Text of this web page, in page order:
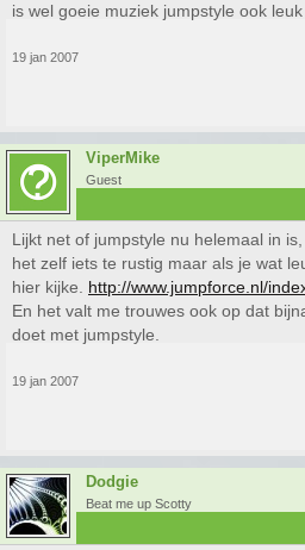
is wel goeie muziek jumpstyle ook
19 jan 2007
ViperMike
Guest
Lijkt net of jumpstyle nu helemaal in
het zelf iets te rustig maar als je wat
hier kijke. http://www.jumpforce.nl/
En het valt me trouwes ook op dat
doet met jumpstyle.
19 jan 2007
Dodgie
Beat me up Scotty